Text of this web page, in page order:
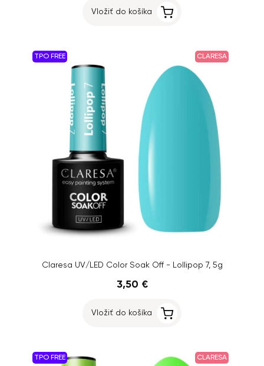
Vložiť do košíka
TPO FREE CLARESA
Claresa UV/LED Color Soak Off - Lollipop 7, 5g
3,50 €
Vložiť do košíka
TPO FREE CLARESA